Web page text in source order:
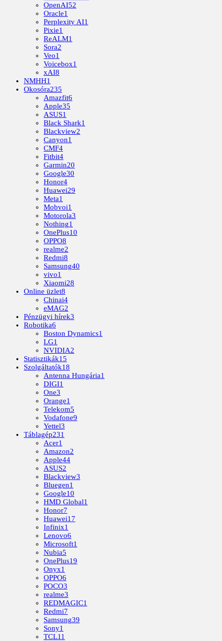
OpenAI52
Oracle1
Perplexity AI1
Pixie1
ReALM1
Sora2
Veo1
Voicebox1
xAI8
NMHH1
Okosóra235
Amazfit6
Apple35
ASUS1
Black Shark1
Blackview2
Canyon1
CMF4
Fitbit4
Garmin20
Google30
Honor4
Huawei29
Meta1
Mobvoi1
Motorola3
Nothing1
OnePlus10
OPPO8
realme2
Redmi8
Samsung40
vivo1
Xiaomi28
Online üzlet8
Chinai4
eMAG2
Pénzügyi hírek3
Robotika6
Boston Dynamics1
LG1
NVIDIA2
Statisztikák15
Szolgáltatók18
Antenna Hungária1
DIGI1
One3
Orange1
Telekom5
Vodafone9
Yettel3
Táblagép231
Acer1
Amazon2
Apple44
ASUS2
Blackview3
Bluegen1
Google10
HMD Global1
Honor7
Huawei17
Infinix1
Lenovo6
Microsoft1
Nubia5
OnePlus19
Onyx1
OPPO6
POCO3
realme3
REDMAGIC1
Redmi7
Samsung39
Sony1
TCL11